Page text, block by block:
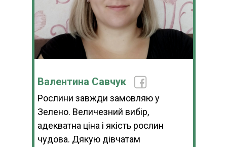
Валентина Савчук
Рослини завжди замовляю у
Зелено. Величезний вибір,
адекватна ціна і якість рослин
чудова. Дякую дівчатам